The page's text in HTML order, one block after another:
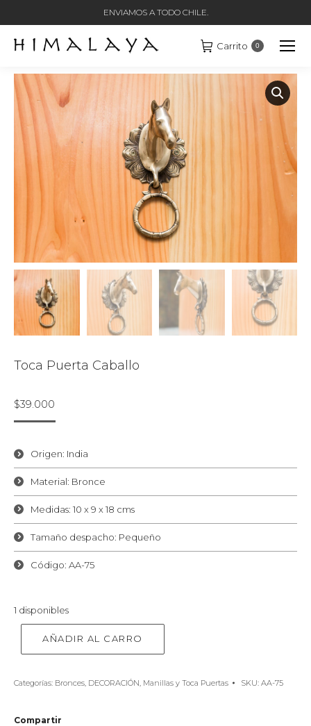
ENVIAMOS A TODO CHILE.
Carrito 0
Toca Puerta Caballo
$39.000
Origen: India
Material: Bronce
Medidas: 10 x 9 x 18 cms
Tamaño despacho: Pequeño
Código: AA-75
1 disponibles
AÑADIR AL CARRO
Categorías: Bronces DECORACIÓN Manillas y Toca Puertas SKU: AA-75
Compartir